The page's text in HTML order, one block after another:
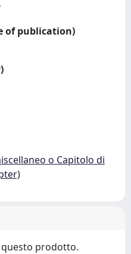
of publication)
o Capitolo di
questo prodotto.